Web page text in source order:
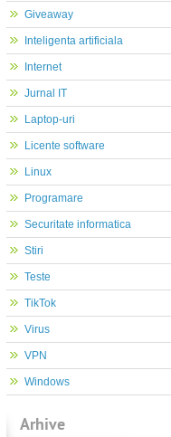
Giveaway
Inteligenta artificiala
Internet
Jurnal IT
Laptop-uri
Licente software
Linux
Programare
Securitate informatica
Stiri
Teste
TikTok
Virus
VPN
Windows
Arhive